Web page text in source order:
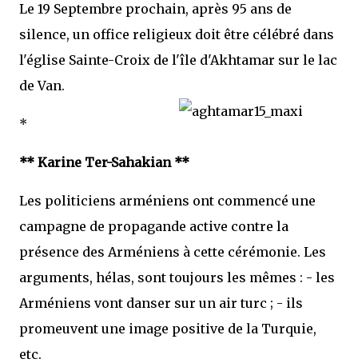
Le 19 Septembre prochain, après 95 ans de
silence, un office religieux doit être célébré dans
l'église Sainte-Croix de l'île d'Akhtamar sur le lac
de Van.
*
** Karine Ter-Sahakian **
Les politiciens arméniens ont commencé une
campagne de propagande active contre la
présence des Arméniens à cette cérémonie. Les
arguments, hélas, sont toujours les mêmes : - les
Arméniens vont danser sur un air turc ; - ils
promeuvent une image positive de la Turquie,
etc.